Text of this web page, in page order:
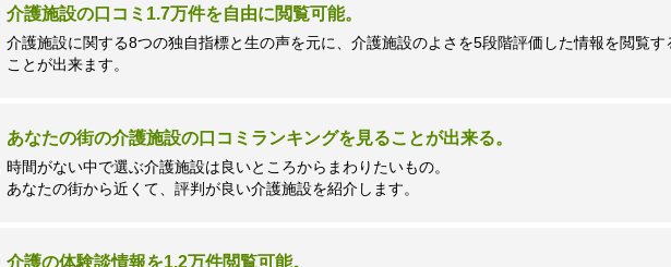
介護施設の口コミ1.7万件を自由に閲覧可能。
介護施設に関する8つの独自指標と生の声を元に、介護施設のよさを5段階評価した情報を閲覧す
ことが出来ます。
あなたの街の介護施設の口コミランキングを見ることが出来る。
時間がない中で選ぶ介護施設は良いところからまわりたいもの。
あなたの街から近くて、評判が良い介護施設を紹介します。
介護の体験談情報を1.2万件閲覧可能。